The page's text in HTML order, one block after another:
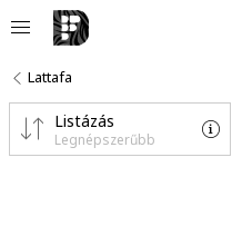
Lattafa
Listázás
Legnépszerűbb